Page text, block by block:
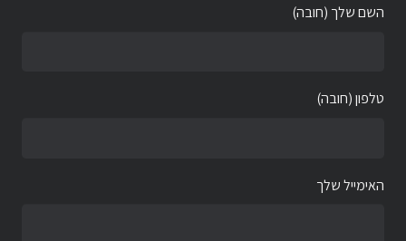
השם שלך (חובה)
טלפון (חובה)
האימייל שלך